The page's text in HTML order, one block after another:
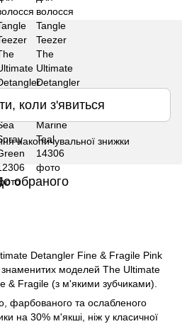
коли з'явиться
накопичувальної знижки
обраного
Detangler Fine & Fragile Pink
моделей The Ultimate
& Fragile (з м'якими зубчиками).
фарбованого та ослабленого
на 30% м'якші, ніж у класичної